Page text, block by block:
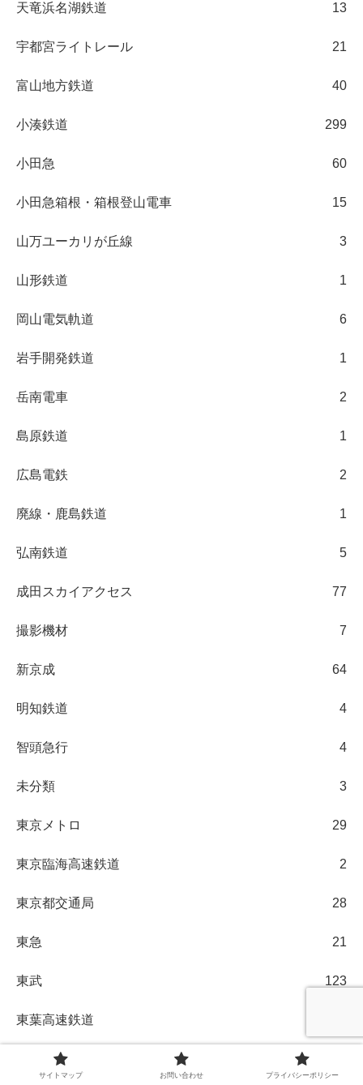
天竜浜名湖鉄道 13
宇都宮ライトレール 21
富山地方鉄道 40
小湊鉄道 299
小田急 60
小田急箱根・箱根登山電車 15
山万ユーカリが丘線 3
山形鉄道 1
岡山電気軌道 6
岩手開発鉄道 1
岳南電車 2
島原鉄道 1
広島電鉄 2
廃線・鹿島鉄道 1
弘南鉄道 5
成田スカイアクセス 77
撮影機材 7
新京成 64
明知鉄道 4
智頭急行 4
未分類 3
東京メトロ 29
東京臨海高速鉄道 2
東京都交通局 28
東急 21
東武 123
東葉高速鉄道
樽見鉄道
サイトマップ お問い合わせ プライバシーポリシー